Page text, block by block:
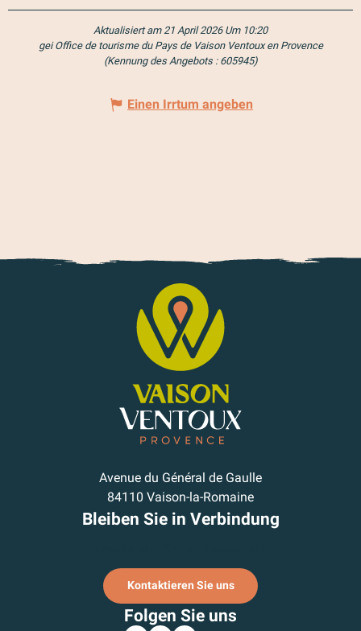
Aktualisiert am 21 April 2026 Um 10:20
gei Office de tourisme du Pays de Vaison Ventoux en Provence
(Kennung des Angebots : 605945)
Einen Irrtum angeben
Avenue du Général de Gaulle
84110 Vaison-la-Romaine
Bleiben Sie in Verbindung
Kontaktieren Sie uns
Folgen Sie uns